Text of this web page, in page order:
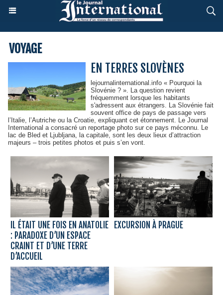
VOYAGE
EN TERRES SLOVÈNES
lejournalinternational.info « Pourquoi la
Slovénie ? ». La question revient
fréquemment lorsque les habitants
s'adressent aux étrangers. La Slovénie fait
souvent office de pays de passage vers
l’Italie, l’Autriche ou la Croatie, expliquant cet étonnement. Le Journal
International a consacré un reportage photo sur ce pays méconnu. Le
lac de Bled et Ljubljana, la capitale, sont les deux lieux d’attraction
majeurs – trois petites photos et puis s’en vont.
IL ÉTAIT UNE FOIS EN ANATOLIE
: PARADOXE D’UN ESPACE
CRAINT ET D’UNE TERRE
D’ACCUEIL
EXCURSION À PRAGUE